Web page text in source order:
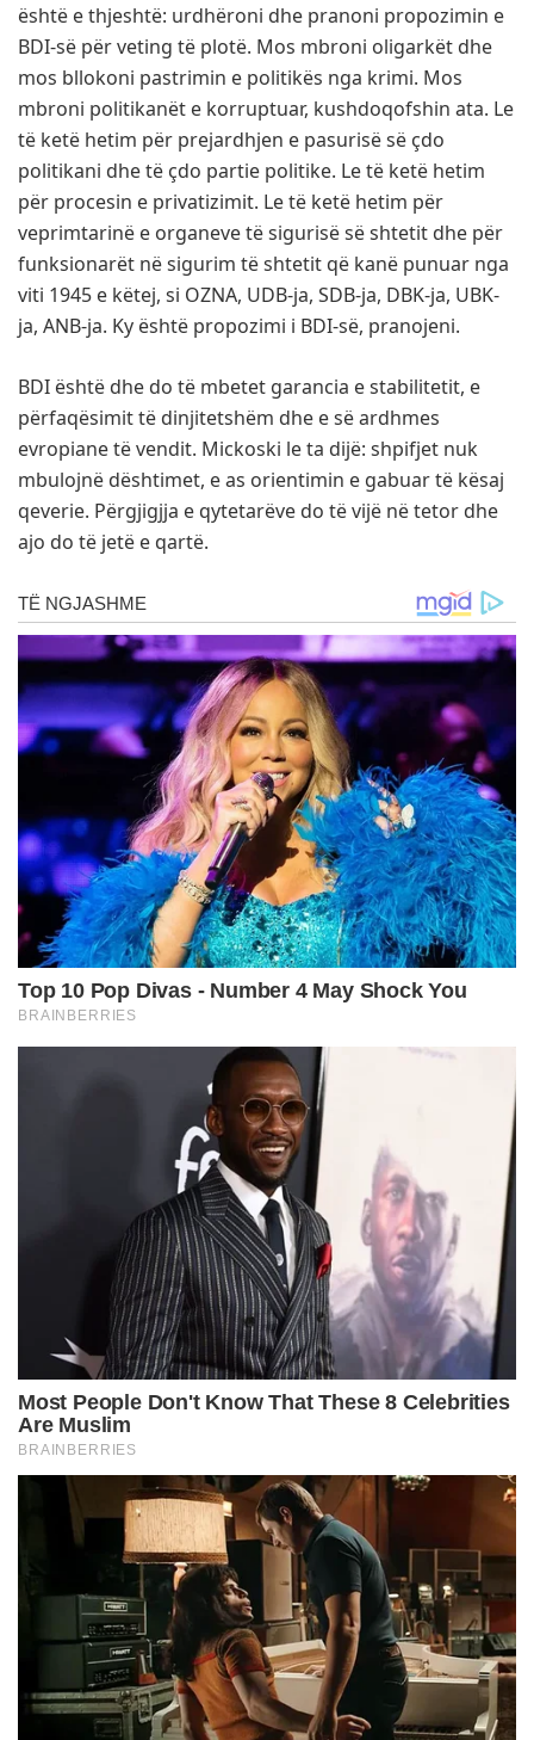
është e thjeshtë: urdhëroni dhe pranoni propozimin e
BDI-së për veting të plotë. Mos mbroni oligarkët dhe
mos bllokoni pastrimin e politikës nga krimi. Mos
mbroni politikanët e korruptuar, kushdoqofshin ata. Le
të ketë hetim për prejardhjen e pasurisë së çdo
politikani dhe të çdo partie politike. Le të ketë hetim
për procesin e privatizimit. Le të ketë hetim për
veprimtarinë e organeve të sigurisë së shtetit dhe për
funksionarët në sigurim të shtetit që kanë punuar nga
viti 1945 e këtej, si OZNA, UDB-ja, SDB-ja, DBK-ja, UBK-
ja, ANB-ja. Ky është propozimi i BDI-së, pranojeni.
BDI është dhe do të mbetet garancia e stabilitetit, e
përfaqësimit të dinjitetshëm dhe e së ardhmes
evropiane të vendit. Mickoski le ta dijë: shpifjet nuk
mbulojnë dështimet, e as orientimin e gabuar të kësaj
qeverie. Përgjigjja e qytetarëve do të vijë në tetor dhe
ajo do të jetë e qartë.